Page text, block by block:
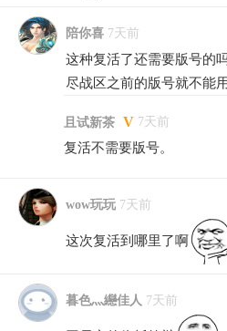
陪你喜 7天前
这种复活了还需要版号的
尽战区之前的版号就不能
且试新茶 V 7天前
复活不需要版号。
wow玩玩 7天前
这次复活到哪里了啊
暮色灬纞佳人 7天前